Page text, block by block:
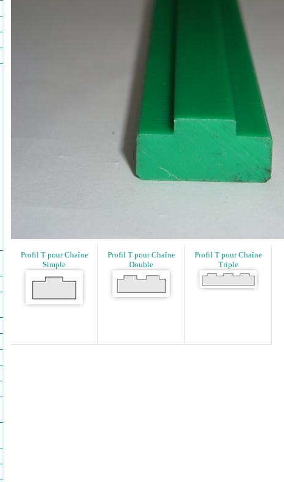
Profil T pour Chaîne
Simple
Profil T pour Chaîne
Double
Profil T pour Chaîne
Triple